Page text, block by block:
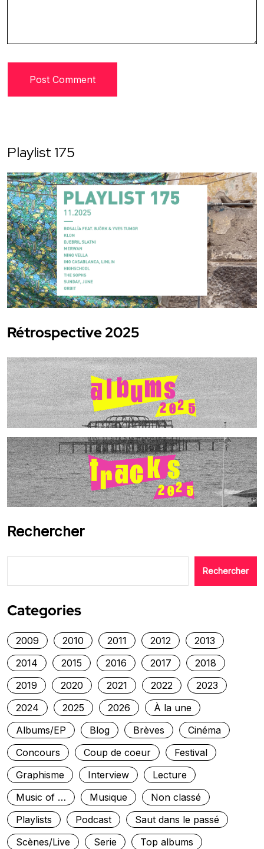
Playlist 175
Rétrospective 2025
Rechercher
Rechercher
Categories
2009 2010 2011 2012
2013
2014
2015 2016 2017
2018
2019
2020 2021 2022
2023
2024
2025 2026
À la une
Albums/EP
Blog Brèves
Cinéma
Concours
Coup de coeur
Festival
Graphisme
Interview
Lecture
Music of …
Musique
Non classé
Playlists
Podcast
Saut dans le passé
Scènes/Live
Serie
Top albums